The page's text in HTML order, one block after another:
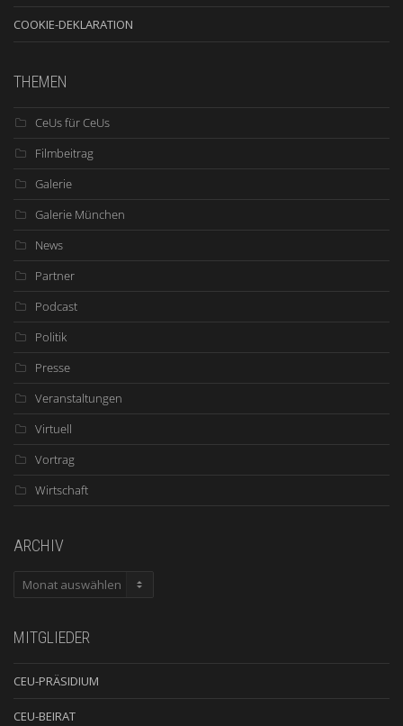
COOKIE-DEKLARATION
THEMEN
CeUs für CeUs
Filmbeitrag
Galerie
Galerie München
News
Partner
Podcast
Politik
Presse
Veranstaltungen
Virtuell
Vortrag
Wirtschaft
ARCHIV
ARCHIV
MITGLIEDER
CEU-PRÄSIDIUM
CEU-BEIRAT